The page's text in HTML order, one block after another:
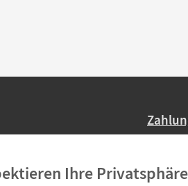
Ab
Ihre Privatsphäre